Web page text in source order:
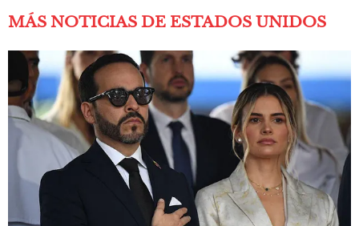
MÁS NOTICIAS DE ESTADOS UNIDOS